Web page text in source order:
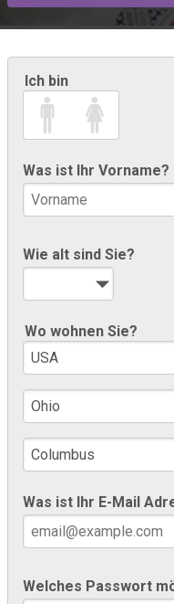
Ich bin
Was ist Ihr Vorname?
Wie alt sind Sie?
Wo wohnen Sie?
Was ist Ihr E-Mail
Welches Passwort